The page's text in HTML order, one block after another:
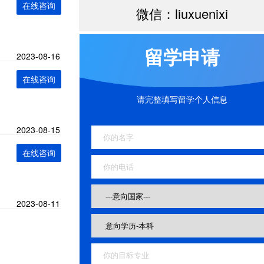
在线咨询
2023-08-16
在线咨询
2023-08-15
在线咨询
2023-08-11
微信：liuxuenixi
留学申请
请完整填写留学个人信息